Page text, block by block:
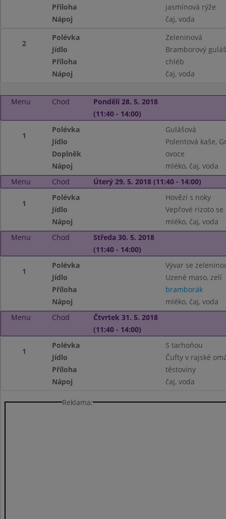
Příloha
jasmínová rýže
Nápoj
čaj, voda
2
Polévka
Zeleninová
Jídlo
Bramborový
Příloha
chléb
Nápoj
čaj, voda
Menu Chod
Pondělí 28. 5. 2018
(11:40 - 14:00)
1
Polévka
Gulášová
Jídlo
Polentová kaše,
Doplněk
ovoce
Nápoj
mléko, čaj, voda
Menu
Chod Úterý 29. 5. 2018 (11:40 - 14:00)
1
Polévka
Hovězí s noky
Jídlo
Vepřové rizoto
Nápoj
mléko, čaj, voda
Menu
Chod
Středa 30. 5. 2018
(11:40 - 14:00)
1
Polévka
Vývar se
Jídlo
Uzené maso, zelí
Příloha
bramborák
Nápoj
mléko, čaj, voda
Menu
Chod
Čtvrtek 31. 5. 2018
(11:40 - 14:00)
1
Polévka
S tarhoňou
Jídlo
Čufty v rajské
Příloha
těstoviny
Nápoj
čaj, voda
Reklama: